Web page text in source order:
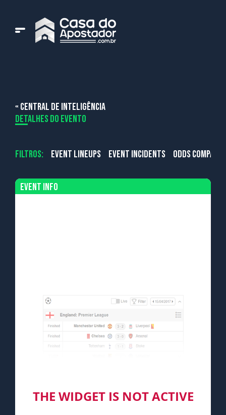
« Central de Inteligência
Detalhes do Evento
FILTROS: EVENT LINEUPS EVENT INCIDENTS ODDS
Event Info
THE WIDGET IS NOT ACTIVE